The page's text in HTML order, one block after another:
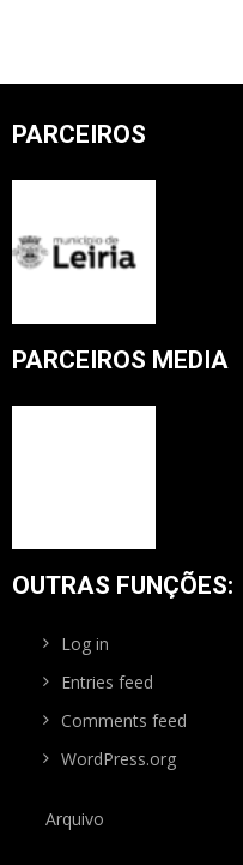
PARCEIROS
PARCEIROS MEDIA
OUTRAS FUNÇÕES:
Log in
Entries feed
Comments feed
WordPress.org
Arquivo